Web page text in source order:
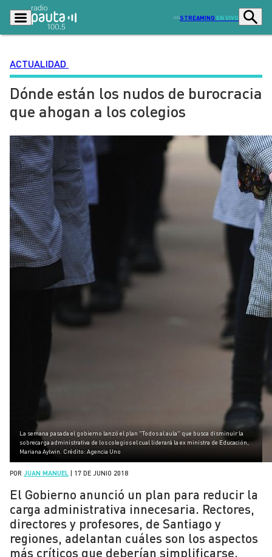
STREAMING EN VIVO
Podcasts Programas
Lo Último
Ciudad Economía
Radio en vivo Sostenibilidad
Tendencias Deportes
Entretención y Cultura Opinión
Dato en Pauta Señal 2
Contenido Patrocinado
ACTUALIDAD
Dónde están los nudos de burocracia
que ahogan a los colegios
La semana pasada el gobierno lanzó el plan "Todos al aula" que busca disminuir la
sobrecarga administrativa de los colegios el cual liderará la ex ministra de Educación,
Mariana Aylwin. Crédito: Agencia Uno
POR JUAN MANUEL 17 DE JUNIO 2018
El Gobierno anunció un plan para reducir la
carga administrativa innecesaria. Rectores,
directores y profesores, de Santiago y
regiones, adelantan cuáles son los aspectos
más críticos que deberían simplificarse.